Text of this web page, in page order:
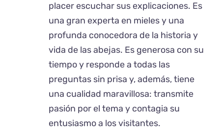
placer escuchar sus explicaciones. Es
una gran experta en mieles y una
profunda conocedora de la historia y
vida de las abejas. Es generosa con su
tiempo y responde a todas las
preguntas sin prisa y, además, tiene
una cualidad maravillosa: transmite
pasión por el tema y contagia su
entusiasmo a los visitantes.